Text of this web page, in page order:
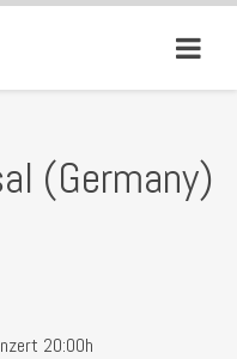
(Germany)
20:00h